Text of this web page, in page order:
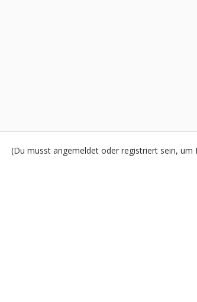
(Du musst angemeldet oder registriert sein, um